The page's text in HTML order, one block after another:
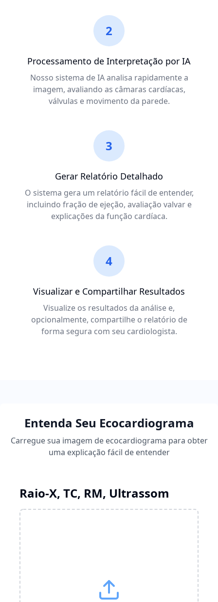
2
Processamento de Interpretação por IA
Nosso sistema de IA analisa rapidamente a
imagem, avaliando as câmaras cardíacas,
válvulas e movimento da parede.
3
Gerar Relatório Detalhado
O sistema gera um relatório fácil de entender,
incluindo fração de ejeção, avaliação valvar e
explicações da função cardíaca.
4
Visualizar e Compartilhar Resultados
Visualize os resultados da análise e,
opcionalmente, compartilhe o relatório de
forma segura com seu cardiologista.
Entenda Seu Ecocardiograma
Carregue sua imagem de ecocardiograma para obter
uma explicação fácil de entender
Raio-X, TC, RM, Ultrassom